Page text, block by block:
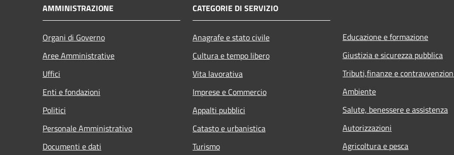
AMMINISTRAZIONE
Organi di Governo
Aree Amministrative
Uffici
Enti e fondazioni
Politici
Personale Amministrativo
Documenti e dati
CATEGORIE DI SERVIZIO
Anagrafe e stato civile
Cultura e tempo libero
Vita lavorativa
Imprese e Commercio
Appalti pubblici
Catasto e urbanistica
Turismo
Educazione e formazione
Giustizia e sicurezza pubblica
Tributi,finanze e
Ambiente
Salute, benessere e assistenza
Autorizzazioni
Agricoltura e pesca